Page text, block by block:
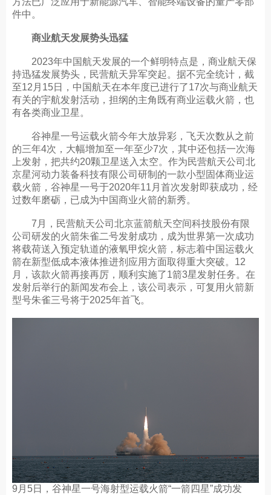
件中。
商业航天发展势头迅猛
2023年中国航天发展的一个鲜明特点是，商业航天保
持迅猛发展势头，民营航天异军突起。据不完全统计，截
至12月15日，中国航天在本年度已进行了17次与商业航天
有关的宇航发射活动，担纲的主角既有商业运载火箭，也
有各类商业卫星。
谷神星一号运载火箭今年大放异彩，飞天次数从之前
的三年4次，大幅增加至一年至少7次，其中还包括一次海
上发射，把共约20颗卫星送入太空。作为民营航天公司北
京星河动力装备科技有限公司研制的一款小型固体商业运
载火箭，谷神星一号于2020年11月首次发射即获成功，经
过数年磨砺，已成为中国商业火箭的新秀。
7月，民营航天公司北京蓝箭航天空间科技股份有限
公司研发的火箭朱雀二号发射成功，成为世界第一次成功
将载荷送入预定轨道的液氧甲烷火箭，标志着中国运载火
箭在新型低成本液体推进剂应用方面取得重大突破。12
月，该款火箭再接再厉，顺利实施了1箭3星发射任务。在
发射后举行的新闻发布会上，该公司表示，可复用火箭新
型号朱雀三号将于2025年首飞。
9月5日，谷神星一号海射型运载火箭“一箭四星”成功发